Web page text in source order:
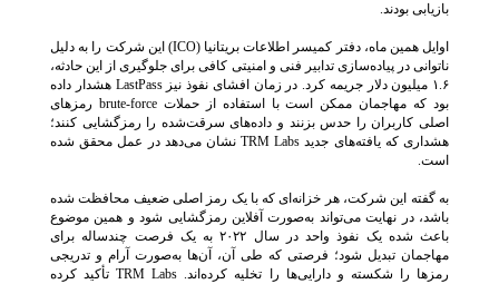
بازیابی بودند.
اوایل همین ماه، دفتر کمیسر اطلاعات بریتانیا (ICO) این شرکت را به دلیل
ناتوانی در پیاده‌سازی تدابیر فنی و امنیتی کافی برای جلوگیری از این حادثه،
۱.۶ میلیون دلار جریمه کرد. در زمان افشای نفوذ نیز LastPass هشدار داده
بود که مهاجمان ممکن است با استفاده از حملات brute-force رمزهای
اصلی کاربران را حدس بزنند و داده‌های سرقت‌شده را رمزگشایی کنند؛
هشداری که یافته‌های جدید TRM Labs نشان می‌دهد در عمل محقق شده
است.
به گفته این شرکت، هر خزانه‌ای که با یک رمز اصلی ضعیف محافظت شده
باشد، در نهایت می‌تواند به‌صورت آفلاین رمزگشایی شود و همین موضوع
باعث شده یک نفوذ واحد در سال ۲۰۲۲ به یک فرصت چندساله برای
مهاجمان تبدیل شود؛ فرصتی که طی آن، آن‌ها به‌صورت آرام و تدریجی
رمزها را شکسته و دارایی‌ها را تخلیه کرده‌اند. TRM Labs تأکید کرده